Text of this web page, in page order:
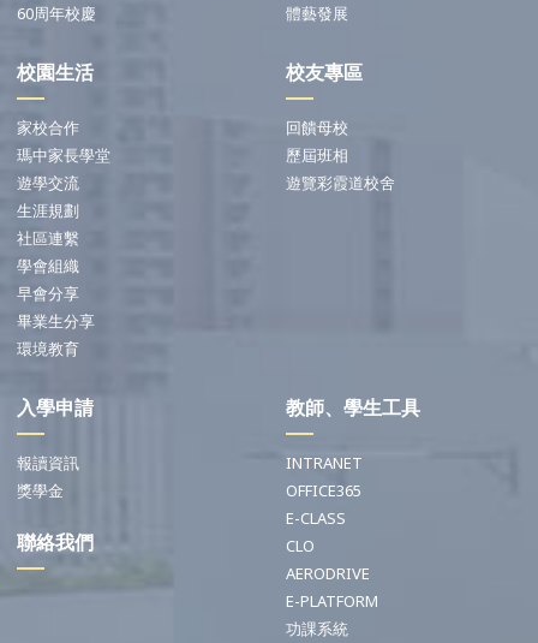
60周年校慶
體藝發展
校園生活
家校合作
瑪中家長學堂
遊學交流
生涯規劃
社區連繫
學會組織
早會分享
畢業生分享
環境教育
校友專區
回饋母校
歷屆班相
遊覽彩霞道校舍
入學申請
報讀資訊
獎學金
聯絡我們
教師、學生工具
INTRANET
OFFICE365
E-CLASS
CLO
AERODRIVE
E-PLATFORM
功課系統